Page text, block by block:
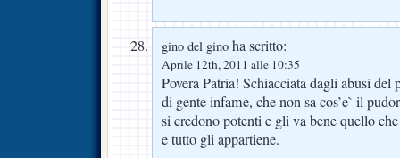
gino del gino ha scritto:
Aprile 12th, 2011 alle 10:35
Povera Patria! Schiacciata dagli abusi del
di gente infame, che non sa cos’e` il
si credono potenti e gli va bene quello
e tutto gli appartiene.